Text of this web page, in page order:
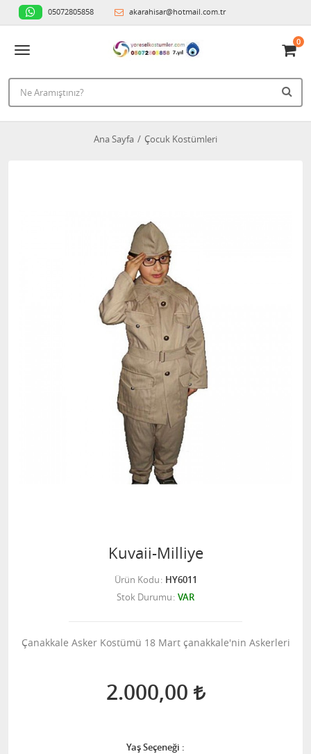
05072805858 akarahisar@hotmail.com.tr
0
Ana Sayfa Çocuk Kostümleri
Kuvaii-Milliye
Ürün Kodu HY6011
Stok Durumu VAR
Çanakkale Asker Kostümü 18 Mart çanakkale'nin Askerleri
2.000,00
Yaş Seçeneği :